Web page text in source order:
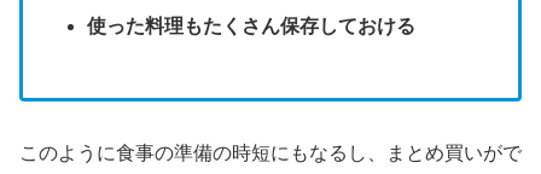
使った料理もたくさん保存しておける
このように食事の準備の時短にもなるし、まとめ買いがで